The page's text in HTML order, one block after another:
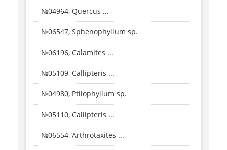
№04964, Quercus ...
№06547, Sphenophyllum sp.
№06196, Calamites ...
№05109, Callipteris ...
№04980, Ptilophyllum sp.
№05110, Callipteris ...
№06554, Arthrotaxites ...